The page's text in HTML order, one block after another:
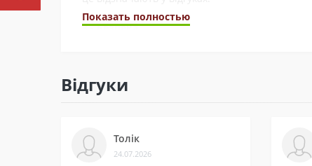
3 - Безпека
4 - Спеціальні пропозиції
5 - Репутація
Показать полностью
Відгуки
Толік
24.07.2026